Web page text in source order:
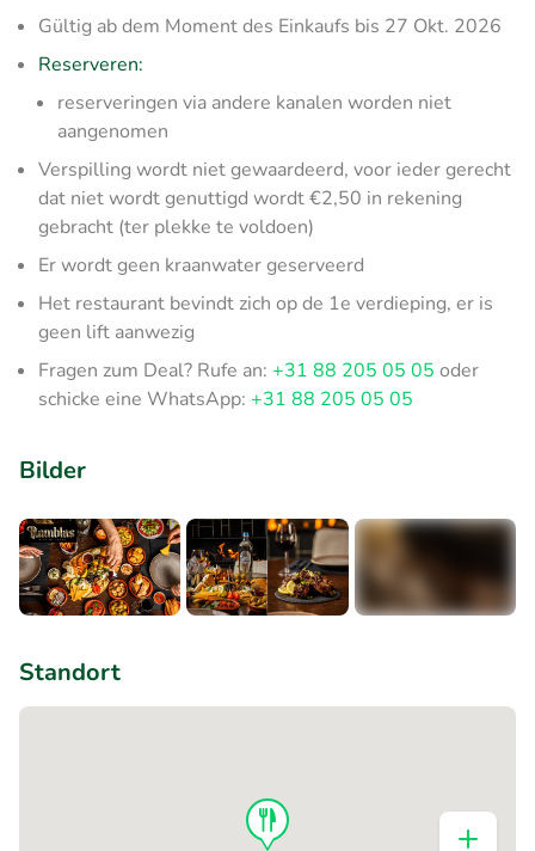
Gültig ab dem Moment des Einkaufs bis 27 Okt. 2026
Reserveren:
reserveringen via andere kanalen worden niet
aangenomen
Verspilling wordt niet gewaardeerd, voor ieder gerecht
dat niet wordt genuttigd wordt €2,50 in rekening
gebracht (ter plekke te voldoen)
Er wordt geen kraanwater geserveerd
Het restaurant bevindt zich op de 1e verdieping, er is
geen lift aanwezig
Fragen zum Deal? Rufe an: +31 88 205 05 05 oder
schicke eine WhatsApp: +31 88 205 05 05
Bilder
Standort